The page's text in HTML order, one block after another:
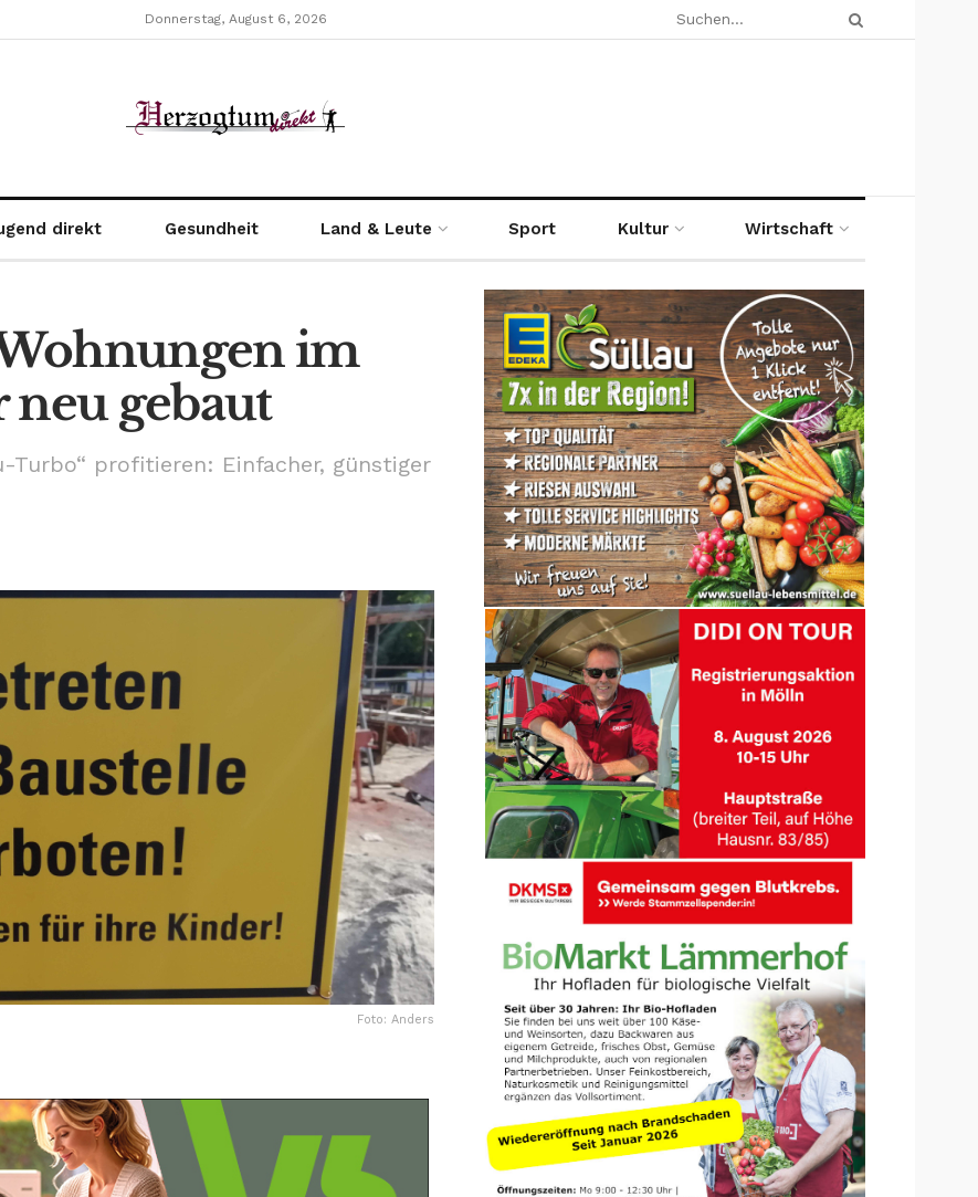
Donnerstag, August 6, 2026
direkt Gesundheit Land & Leute Sport Kultur Wirtschaft
im
neu gebaut
Turbo“ profitieren: Einfacher, günstiger
Foto: Anders